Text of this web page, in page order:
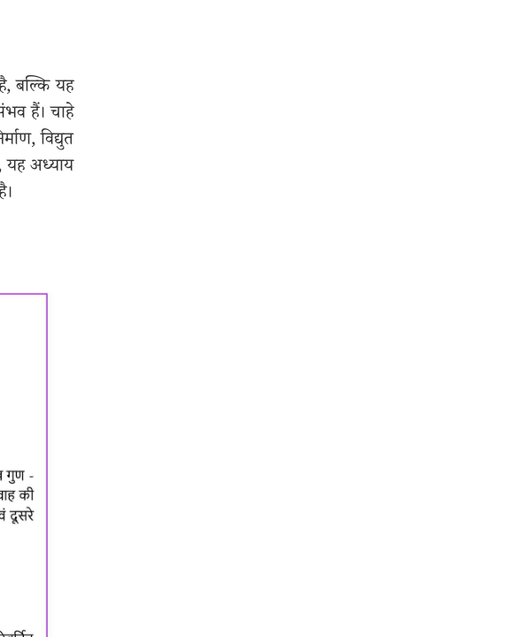
बल्कि यह
हैं। चाहे
विद्युत
यह अध्याय